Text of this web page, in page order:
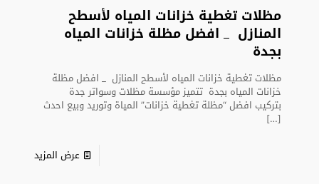
مظلات تغطية خزانات المياه لأسطح
المنازل _ افضل مظلة خزانات المياه
بجدة
مظلات تغطية خزانات المياه لأسطح المنازل _ افضل مظلة
خزانات المياه بجدة تتميز مؤسسة مظلات وسواتر جدة
بتركيب افضل “مظلة تغطية خزانات” المياة وتوريد وبيع احدث
[…]
عرض المزيد